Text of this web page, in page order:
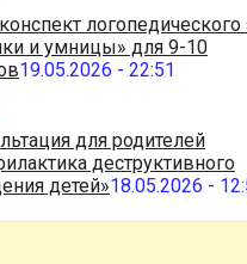
логопедического
и умницы» для 9-10
19.05.2026 - 22:51
для родителей
деструктивного
детей»18.05.2026 -